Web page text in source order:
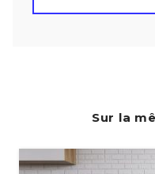
Sur la